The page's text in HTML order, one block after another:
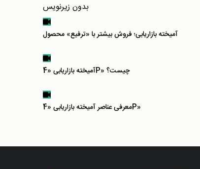
بدون زیرنویس
آمیخته بازاریابی؛ فروش بیشتر با «ترفیع» محصول
آمیخته بازاریابی «4P» چیست؟
معرفی عناصر آمیخته بازاریابی «4P»